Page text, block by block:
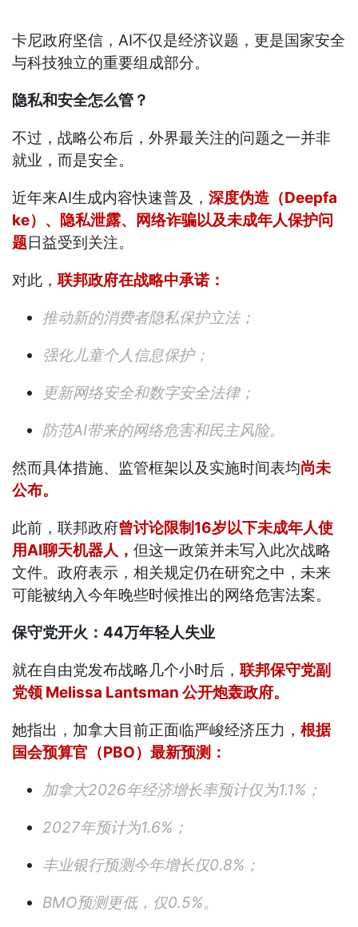
卡尼政府坚信，AI不仅是经济议题，更是国家安全
与科技独立的重要组成部分。
隐私和安全怎么管？
不过，战略公布后，外界最关注的问题之一并非
就业，而是安全。
近年来AI生成内容快速普及，深度伪造（Deepfa
ke）、隐私泄露、网络诈骗以及未成年人保护问
题日益受到关注。
对此，联邦政府在战略中承诺：
推动新的消费者隐私保护立法；
强化儿童个人信息保护；
更新网络安全和数字安全法律；
防范AI带来的网络危害和民主风险。
然而具体措施、监管框架以及实施时间表均尚未
公布。
此前，联邦政府曾讨论限制16岁以下未成年人使
用AI聊天机器人，但这一政策并未写入此次战略
文件。政府表示，相关规定仍在研究之中，未来
可能被纳入今年晚些时候推出的网络危害法案。
保守党开火：44万年轻人失业
就在自由党发布战略几个小时后，联邦保守党副
党领 Melissa Lantsman 公开炮轰政府。
她指出，加拿大目前正面临严峻经济压力，根据
国会预算官（PBO）最新预测：
加拿大2026年经济增长率预计仅为1.1%；
2027年预计为1.6%；
丰业银行预测今年增长仅0.8%；
BMO预测更低，仅0.5%。